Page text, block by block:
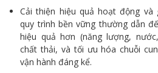
Cải thiện hiệu quả hoạt động và
quy trình bền vững thường dẫn
hiệu quả hơn (năng lượng,
chất thải, và tối ưu hóa chuỗi
vận hành đáng kể.